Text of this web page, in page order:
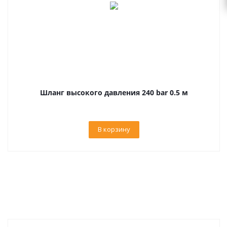
Шланг высокого давления 240 bar 0.5 м
В корзину